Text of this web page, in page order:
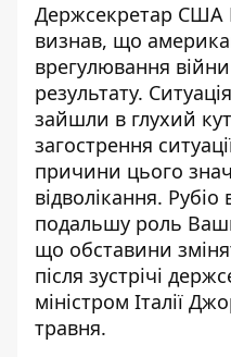
Держсекретар США
визнав, що
врегулювання
результату.
зайшли в глухий
загострення
причини цього
відволікання.
подальшу роль
що обставини
після зустрічі
міністром Італії
травня.